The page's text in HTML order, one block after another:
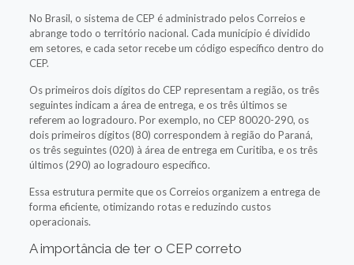
No Brasil, o sistema de CEP é administrado pelos Correios e
abrange todo o território nacional. Cada município é dividido
em setores, e cada setor recebe um código específico dentro do
CEP.
Os primeiros dois dígitos do CEP representam a região, os três
seguintes indicam a área de entrega, e os três últimos se
referem ao logradouro. Por exemplo, no CEP 80020-290, os
dois primeiros dígitos (80) correspondem à região do Paraná,
os três seguintes (020) à área de entrega em Curitiba, e os três
últimos (290) ao logradouro específico.
Essa estrutura permite que os Correios organizem a entrega de
forma eficiente, otimizando rotas e reduzindo custos
operacionais.
A importância de ter o CEP correto